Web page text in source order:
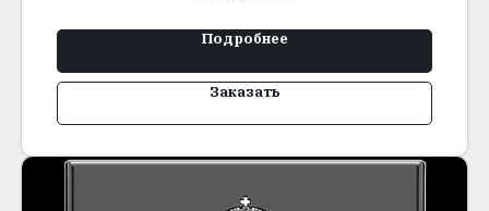
Подробнее
Заказать